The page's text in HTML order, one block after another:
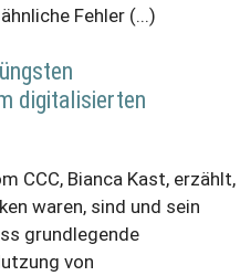
Fehler (...)
digitalisierten
CCC, Bianca Kast, erzählt,
waren, sind und sein
grundlegende
von